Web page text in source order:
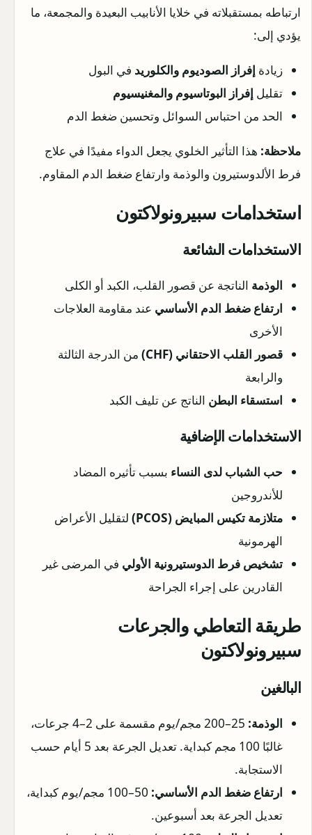
ارتباطه بمستقبلاته في خلايا الأنابيب البعيدة والمجمعة، ما
يؤدي إلى:
زيادة إفراز الصوديوم والكلوريد في البول
تقليل إفراز البوتاسيوم والمغنيسيوم
الحد من احتباس السوائل وتحسين ضغط الدم
ملاحظة: هذا التأثير الخلوي يجعل الدواء مفيدًا في علاج
فرط الألدوستيرون والوذمة وارتفاع ضغط الدم المقاوم.
استخدامات سبيرونولاكتون
الاستخدامات الشائعة
الوذمة الناتجة عن قصور القلب، الكبد أو الكلى
ارتفاع ضغط الدم الأساسي عند مقاومة العلاجات
الأخرى
قصور القلب الاحتقاني (CHF)
من الدرجة الثالثة
والرابعة
استسقاء البطن الناتج عن تليف الكبد
الاستخدامات الإضافية
حب الشباب لدى النساء بسبب تأثيره المضاد
للأندروجين
متلازمة تكيس المبايض (PCOS)
لتقليل الأعراض
الهرمونية
تشخيص فرط الدوستيرونية الأولي في المرضى غير
القادرين على إجراء الجراحة
طريقة التعاطي والجرعات
سبيرونولاكتون
البالغين
الوذمة:
25–200 مجم/يوم مقسمة على 2–4 جرعات،
غالبًا 100 مجم كبداية. تعديل الجرعة بعد 5 أيام حسب
الاستجابة.
ارتفاع ضغط الدم الأساسي:
50–100 مجم/يوم كبداية،
تعديل الجرعة بعد أسبوعين.